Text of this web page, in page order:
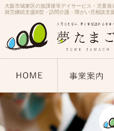
大阪市城東区の放課後等デイサービス・児童発
就労継続支援B型・訪問介護・障がい児相談支